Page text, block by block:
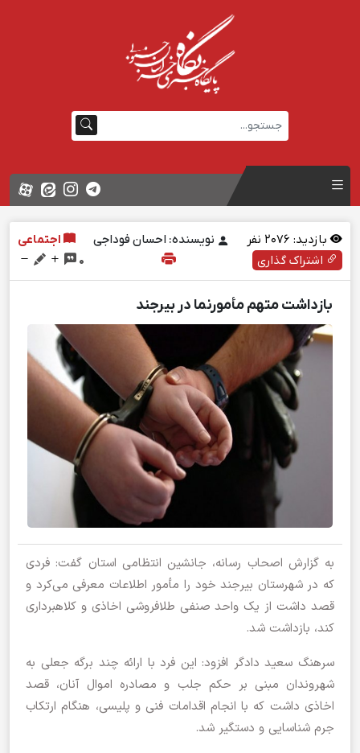
بازدید: نفر نویسنده: احسان فوداجی
اجتماعی
اشتراک گذاری
0
بازداشت متهم مأمورنما در بیرجند
به گزارش اصحاب رسانه، جانشین انتظامی استان گفت: فردی
که در شهرستان بیرجند خود را مأمور اطلاعات معرفی می‌کرد و
قصد داشت از یک واحد صنفی طلافروشی اخاذی و کلاهبرداری
کند، بازداشت شد.
سرهنگ سعید دادگر افزود: این فرد با ارائه چند برگه جعلی به
شهروندان مبنی بر حکم جلب و مصادره اموال آنان، قصد
اخاذی داشت که با انجام اقدامات فنی و پلیسی، هنگام ارتکاب
جرم شناسایی و دستگیر شد.